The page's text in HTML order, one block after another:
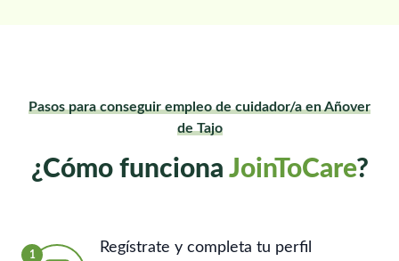
Pasos para conseguir empleo de cuidador/a en Añover
de Tajo
¿Cómo funciona JoinToCare?
1
Regístrate y completa tu perfil